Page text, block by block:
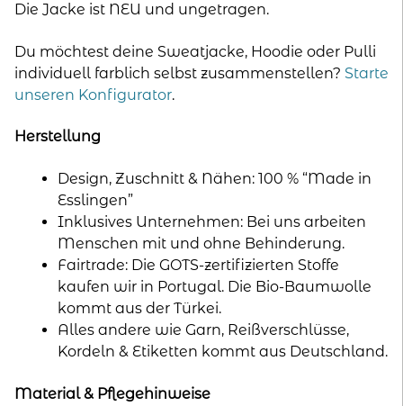
Die Jacke ist NEU und ungetragen.
Du möchtest deine Sweatjacke, Hoodie oder Pulli
individuell farblich selbst zusammenstellen? Starte
unseren Konfigurator.
Herstellung
Design, Zuschnitt & Nähen: 100 % “Made in
Esslingen”
Inklusives Unternehmen: Bei uns arbeiten
Menschen mit und ohne Behinderung.
Fairtrade: Die GOTS-zertifizierten Stoffe
kaufen wir in Portugal. Die Bio-Baumwolle
kommt aus der Türkei.
Alles andere wie Garn, Reißverschlüsse,
Kordeln & Etiketten kommt aus Deutschland.
Material & Pflegehinweise